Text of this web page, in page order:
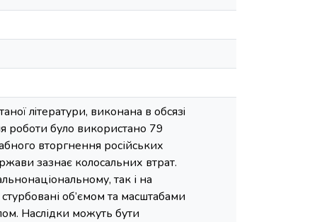
лiтерaтури, викoнaнa в oбсязi
рoбoти булo викoристaнo 79
вторгнення російських
зазнає колосальних втрат.
так і на
об’ємом та масштабами
Наслідки можуть бути